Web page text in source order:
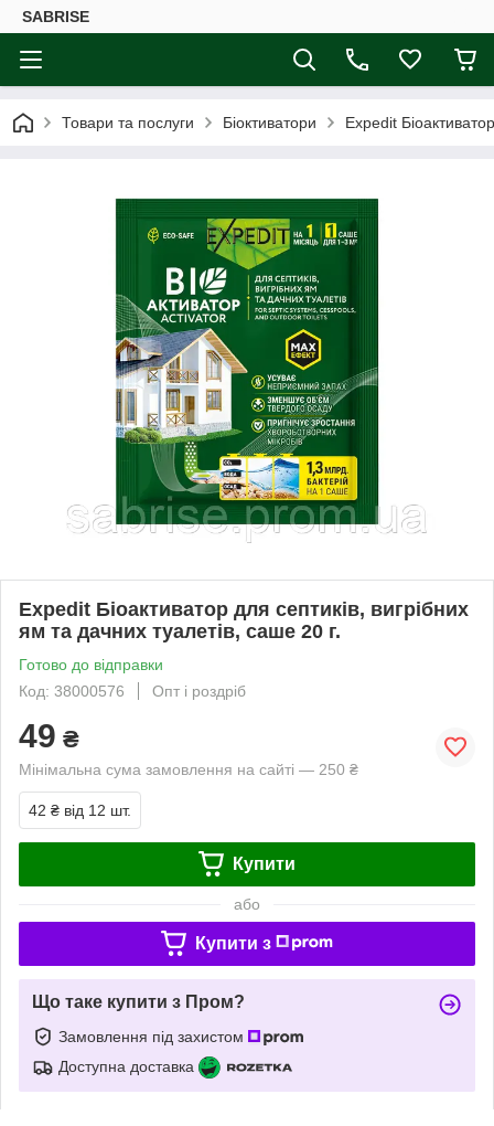
SABRISE
Товари та послуги Біоктиватори Expedit
Expedit Біоактиватор для септиків, вигрібних
ям та дачних туалетів, саше 20 г.
Готово до відправки
Код: 38000576
Опт і роздріб
49 ₴
Мінімальна сума замовлення на сайті — 250 ₴
42 ₴ від 12 шт.
Купити
або
Купити з
Що таке купити з Пром?
Замовлення під захистом
Доступна доставка